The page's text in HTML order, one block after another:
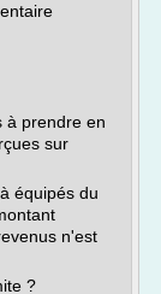
à prendre en
sur
équipés du
n'est
?